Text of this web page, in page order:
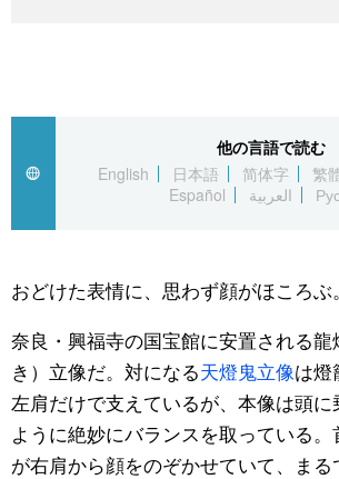
他の言語で読む
English
日本語 简体字 繁
Español
العربية
おどけた表情に、思わず顔がほころぶ。
奈良・興福寺の国宝館に安置される龍
き）立像だ。対になる天燈鬼立像は燈
左肩だけで支えているが、本像は頭
ように絶妙にバランスを取っている
が右肩から顔をのぞかせていて、まる